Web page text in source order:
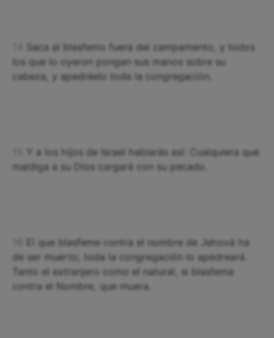
Saca al blasfemo fuera del campamento, y todos
los que lo oyeron pongan sus manos sobre su
cabeza, y apedréelo toda la congregación.
Y a los hijos de Israel hablarás así: Cualquiera que
maldiga a su Dios cargará con su pecado.
El que blasfeme contra el nombre de Jehová ha
de ser muerto; toda la congregación lo apedreará.
Tanto el extranjero como el natural, si blasfema
contra el Nombre, que muera.